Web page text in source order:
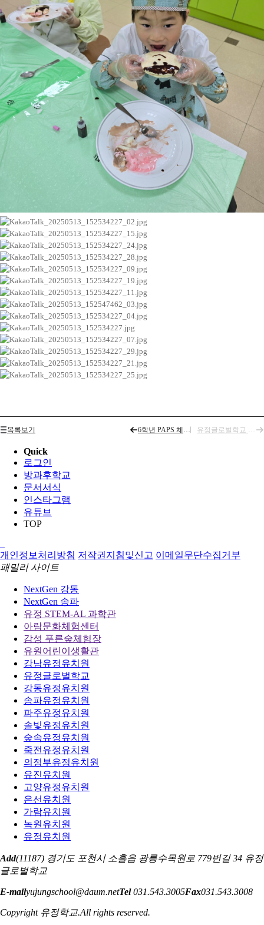
목록보기 6학년 PAPS 체력검사 유정글로벌학교 5월 4주차 영어활동
Quick
로그인
방과후학교
문서서식
인스타그램
유튜브
TOP
개인정보처리방침 저작권지침및신고 이메일무단수집거부
패밀리 사이트
NextGen 강동
NextGen 송파
유정 STEM-AL 과학관
아람문화체험센터
감성 푸른숲체험장
유원어린이생활관
강남유정유치원
유정글로벌학교
강동유정유치원
송파유정유치원
파주유정유치원
솔빛유정유치원
숲속유정유치원
죽전유정유치원
의정부유정유치원
유진유치원
고양유정유치원
은선유치원
가람유치원
녹원유치원
유정유치원
Add(11187) 경기도 포천시 소흘읍 광릉수목원로 779번길 34 유정
글로벌학교
E-mailyujungschool@daum.netTel031.543.3005Fax031.543.3008
Copyright 유정학교.All rights reserved.